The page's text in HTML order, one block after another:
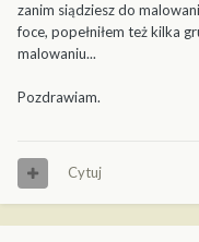
zanim siądziesz do
foce, popełniłem też kilka
malowaniu...
Pozdrawiam.
Cytuj